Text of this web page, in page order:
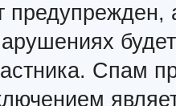
Спам